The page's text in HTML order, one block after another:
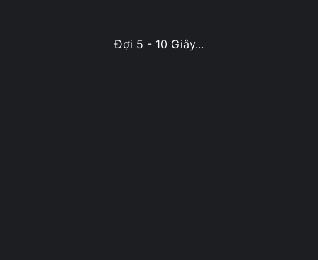
Đợi 5 - 10 Giây...